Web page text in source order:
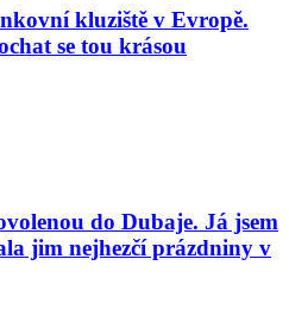
kluziště v Evropě.
se tou krásou
do Dubaje. Já jsem
jim nejhezčí prázdniny v